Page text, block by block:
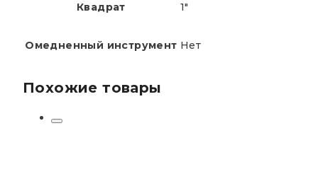
Квадрат 1"
Омедненный инструмент Нет
Похожие товары